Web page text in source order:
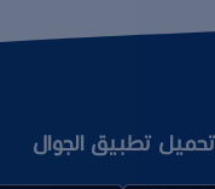
تحميل تطبيق الجوال